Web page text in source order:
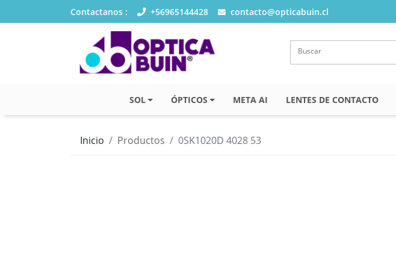
Contactanos : +56965144428 contacto@opticabuin.cl
SOL ÓPTICOS META AI LENTES DE CONTACTO
Inicio Productos 0SK1020D 4028 53